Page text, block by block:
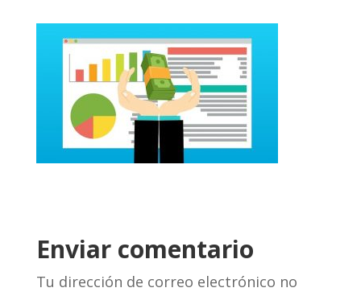
Enviar comentario
Tu dirección de correo electrónico no